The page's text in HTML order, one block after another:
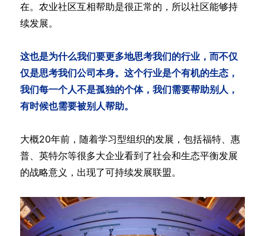
在。农业社区互相帮助是很正常的，所以社区能够持
续发展。
这也是为什么我们要更多地思考我们的行业，而不仅
仅是思考我们公司本身。这个行业是个有机的生态，
我们每一个人不是孤独的个体，我们需要帮助别人，
有时候也需要被别人帮助。
大概20年前，随着学习型组织的发展，包括福特、惠
普、英特尔等很多大企业看到了社会和生态平衡发展
的战略意义，出现了可持续发展联盟。